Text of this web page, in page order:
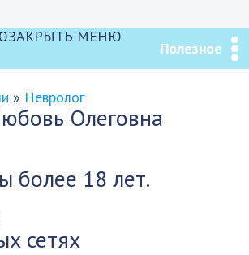
ЗАКРЫТЬ МЕНЮ
Полезное
» Невролог
Олеговна
более 18 лет.
сетях